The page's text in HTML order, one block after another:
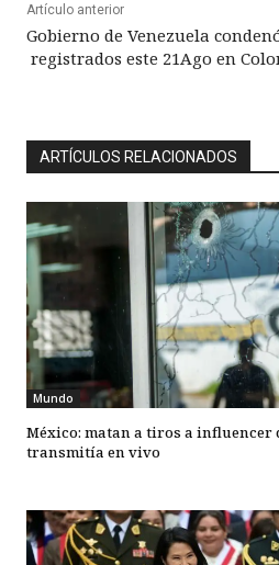
Artículo anterior
Gobierno de Venezuela
registrados este 21Ago en
ARTÍCULOS RELACIONADOS
Mundo
México: matan a tiros a influencer
transmitía en vivo